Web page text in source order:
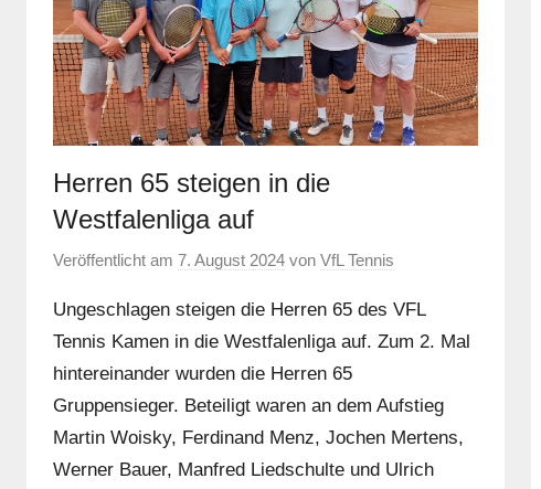
Herren 65 steigen in die
Westfalenliga auf
Veröffentlicht am 7. August 2024 von VfL Tennis
Ungeschlagen steigen die Herren 65 des VFL
Tennis Kamen in die Westfalenliga auf. Zum 2. Mal
hintereinander wurden die Herren 65
Gruppensieger. Beteiligt waren an dem Aufstieg
Martin Woisky, Ferdinand Menz, Jochen Mertens,
Werner Bauer, Manfred Liedschulte und Ulrich